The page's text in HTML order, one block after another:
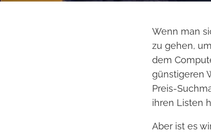
Wenn man
zu gehen,
dem
günstigeren
Preis-
ihren Listen
Aber ist es